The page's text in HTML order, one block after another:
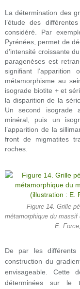
La détermination des
l’étude des
considéré. Par
Pyrénées, permet de
d’intensité croissante
paragenèses est
signifiant
métamorphisme au
isograde biotite + et
la disparition de la
Un second isograde
minéral, puis un
l’apparition de la
front de migmatites
roches.
Figure 14. Grille
métamorphique du massif
E.
De par les différents
construction du
envisageable. Cette
déterminées sur le